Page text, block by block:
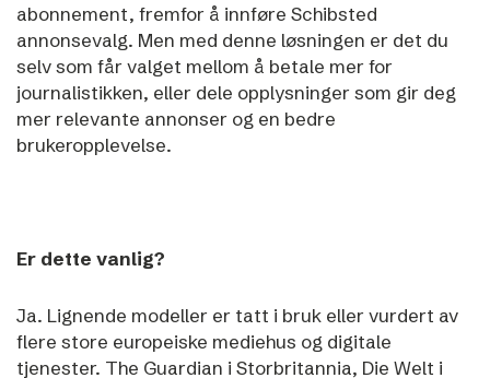
abonnement, fremfor å innføre Schibsted
annonsevalg. Men med denne løsningen er det du
selv som får valget mellom å betale mer for
journalistikken, eller dele opplysninger som gir deg
mer relevante annonser og en bedre
brukeropplevelse.
Er dette vanlig?
Ja. Lignende modeller er tatt i bruk eller vurdert av
flere store europeiske mediehus og digitale
tjenester. The Guardian i Storbritannia, Die Welt i